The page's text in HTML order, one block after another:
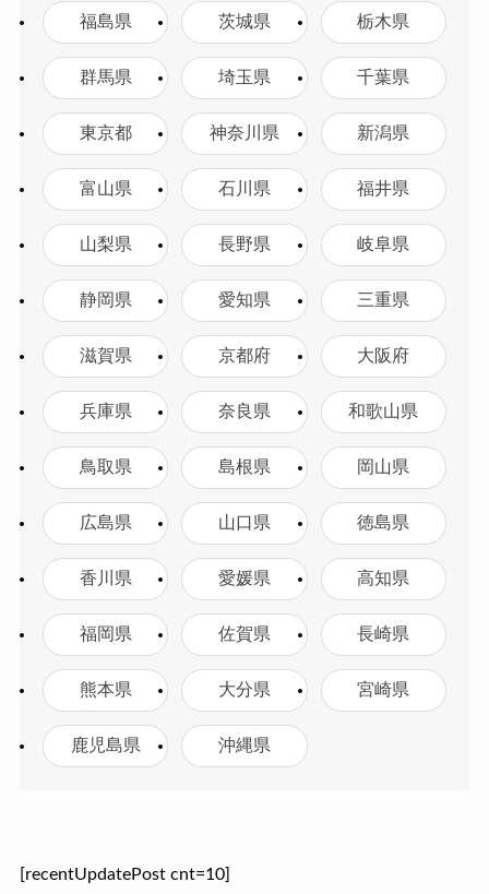
福島県 茨城県 栃木県
群馬県 埼玉県 千葉県
東京都 神奈川県 新潟県
富山県 石川県 福井県
山梨県 長野県 岐阜県
静岡県 愛知県 三重県
滋賀県 京都府 大阪府
兵庫県 奈良県 和歌山県
鳥取県 島根県 岡山県
広島県 山口県 徳島県
香川県 愛媛県 高知県
福岡県 佐賀県 長崎県
熊本県 大分県 宮崎県
鹿児島県 沖縄県
[recentUpdatePost cnt=10]